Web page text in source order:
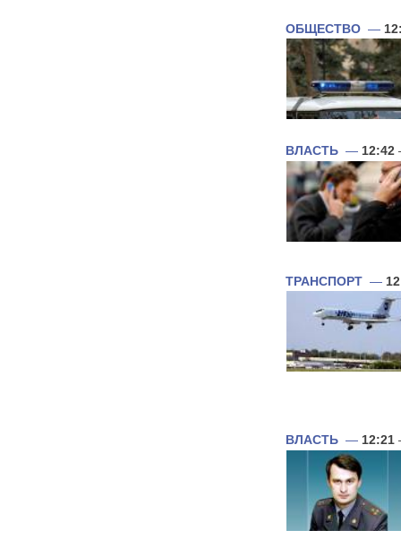
ОБЩЕСТВО —
ВЛАСТЬ — 12:42
ТРАНСПОРТ —
ВЛАСТЬ — 12:21